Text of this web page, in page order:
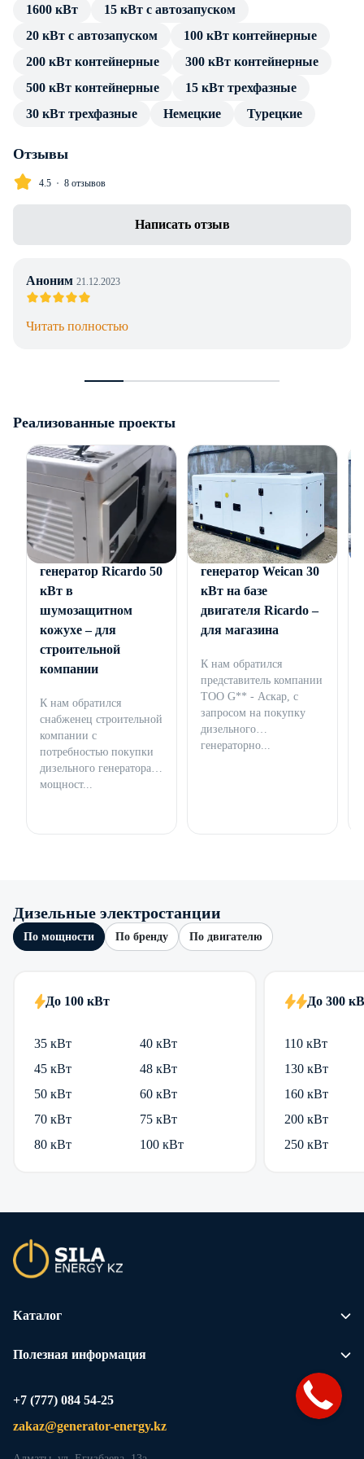
источника тока. Подключение потребителя производится
посредством стандартных разъемов, без трансформатора и
переходников.
В каталоге товаров компании Энерджи Групп — только
проверенные сертифицированные ДГУ. Дизельный
технической документации и продолжительную гарантию
особенностям установки, подключения и эксплуатации
предоставляем в полном объеме без дополнительной
оплаты. Доставка в г. Алматы любой транспортной
компанией, инженерное сопровождение проекта.
1600 кВт
15 кВт с автозапуском
20 кВт с автозапуском
100 кВт контейнерные
200 кВт контейнерные
300 кВт контейнерные
500 кВт контейнерные
15 кВт трехфазные
30 кВт трехфазные
Немецкие Турецкие
Отзывы
4.5 8 отзывов
Написать отзыв
Аноним 21.12.2023
Читать полностью
Реализованные проекты
Дизельный
генератор Ricardo 50
кВт в
шумозащитном
кожухе – для
строительной
компании
К нам обратился
снабженец строительной
компании с
потребностью покупки
дизельного генератора
мощност...
Дизельный
генератор Weican 30
кВт на базе
двигателя Ricardo –
для магазина
К нам обратился
представитель компании
ТОО G** - Аскар, с
запросом на покупку
дизельного
генераторно...
Дизельные электростанции
По мощности По бренду По двигателю
До 100 кВт
35 кВт
40 кВт
45 кВт
48 кВт
50 кВт
60 кВт
70 кВт
75 кВт
80 кВт
100 кВт
До 300
110 кВт
130 кВт
160 кВт
200 кВт
250 кВт
Каталог
Полезная информация
+7 (777) 084 54-25
zakaz@generator-energy.kz